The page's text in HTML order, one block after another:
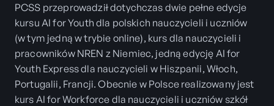
PCSS przeprowadził dotychczas dwie pełne edycje
kursu AI for Youth dla polskich nauczycieli i uczniów
(w tym jedną w trybie online), kurs dla nauczycieli i
pracowników NREN z Niemiec, jedną edycję AI for
Youth Express dla nauczycieli w Hiszpanii, Włoch,
Portugalii, Francji. Obecnie w Polsce realizowany jest
kurs AI for Workforce dla nauczycieli i uczniów szkół